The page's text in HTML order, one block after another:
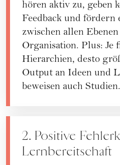
hören aktiv zu, geben
Feedback und fördern
zwischen allen
Organisation. Plus: Je
Hierarchien, desto
Output an Ideen und
beweisen auch Studien.
2. Positive
Lernbereitschaft